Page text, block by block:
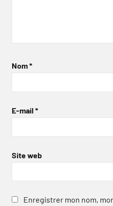
Nom*
E-mail *
Site web
Enregistrer mon nom,